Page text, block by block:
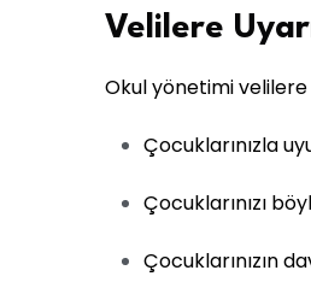
Velilere
Okul yönetimi
Çocuklarınızla
Çocuklarınızı
Çocuklarınızın